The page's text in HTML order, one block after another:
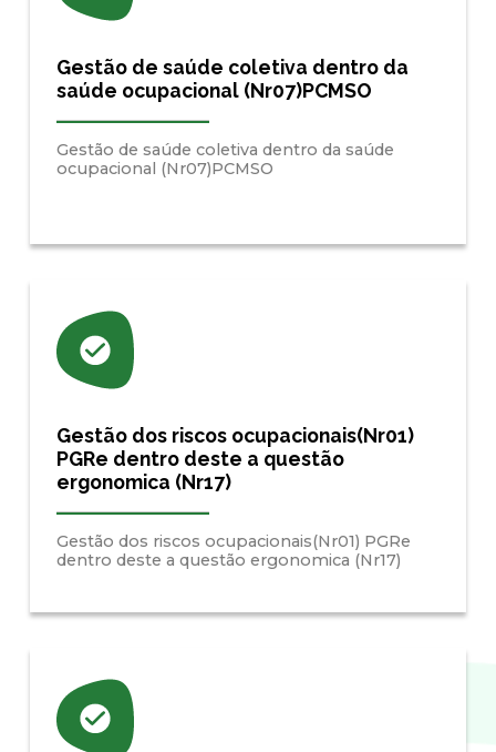
Gestão de saúde coletiva dentro da
saúde ocupacional (Nr07)PCMSO
Gestão de saúde coletiva dentro da saúde
ocupacional (Nr07)PCMSO
Gestão dos riscos ocupacionais(Nr01)
PGRe dentro deste a questão
ergonomica (Nr17)
Gestão dos riscos ocupacionais(Nr01) PGRe
dentro deste a questão ergonomica (Nr17)